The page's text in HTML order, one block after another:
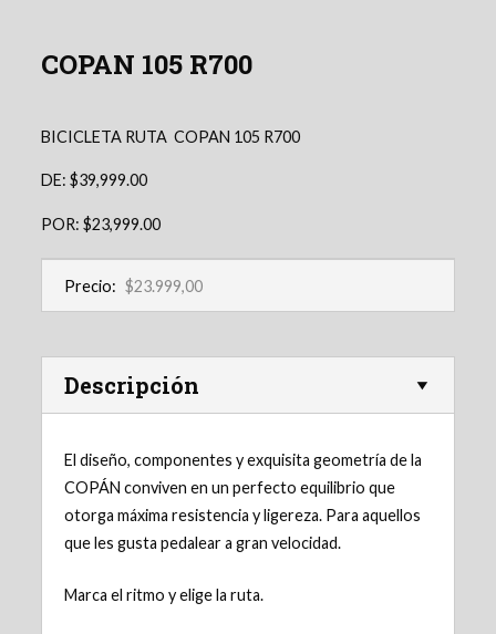
COPAN 105 R700
BICICLETA RUTA COPAN 105 R700
DE: $39,999.00
POR: $23,999.00
Precio: $23.999,00
Descripción
El diseño, componentes y exquisita geometría de la
COPÁN conviven en un perfecto equilibrio que
otorga máxima resistencia y ligereza. Para aquellos
que les gusta pedalear a gran velocidad.
Marca el ritmo y elige la ruta.